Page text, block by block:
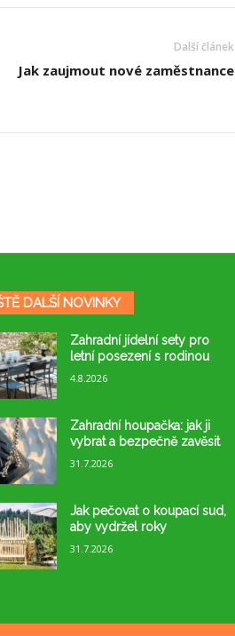
Další článek
Jak zaujmout nové zaměstnance
DALŠÍ NOVINKY
Zahradní jídelní sety pro
letní posezení s rodinou
4.8.2026
Zahradní houpačka: jak ji
vybrat a bezpečně zavěsit
31.7.2026
Jak pečovat o koupací sud,
aby vydržel roky
31.7.2026